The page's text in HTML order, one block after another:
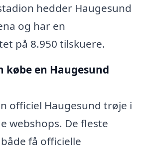
hedder Haugesund
og har en
på 8.950 tilskuere.
købe en Haugesund
officiel Haugesund trøje i
webshops. De fleste
få officielle